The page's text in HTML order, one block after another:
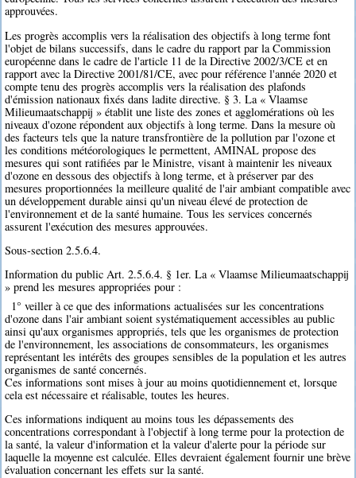
approuvées.
Les progrès accomplis vers la réalisation des objectifs à long terme font
l'objet de bilans successifs, dans le cadre du rapport par la Commission
européenne dans le cadre de l'article 11 de la Directive 2002/3/CE et en
rapport avec la Directive 2001/81/CE, avec pour référence l'année 2020 et
compte tenu des progrès accomplis vers la réalisation des plafonds
d'émission nationaux fixés dans ladite directive. § 3. La « Vlaamse
Milieumaatschappij » établit une liste des zones et agglomérations où les
niveaux d'ozone répondent aux objectifs à long terme. Dans la mesure où
des facteurs tels que la nature transfrontière de la pollution par l'ozone et
les conditions météorologiques le permettent, AMINAL propose des
mesures qui sont ratifiées par le Ministre, visant à maintenir les niveaux
d'ozone en dessous des objectifs à long terme, et à préserver par des
mesures proportionnées la meilleure qualité de l'air ambiant compatible avec
un développement durable ainsi qu'un niveau élevé de protection de
l'environnement et de la santé humaine. Tous les services concernés
assurent l'exécution des mesures approuvées.
Sous-section 2.5.6.4.
Information du public Art. 2.5.6.4. § 1er. La « Vlaamse Milieumaatschappij
» prend les mesures appropriées pour :
1° veiller à ce que des informations actualisées sur les concentrations
d'ozone dans l'air ambiant soient systématiquement accessibles au public
ainsi qu'aux organismes appropriés, tels que les organismes de protection
de l'environnement, les associations de consommateurs, les organismes
représentant les intérêts des groupes sensibles de la population et les autres
organismes de santé concernés.
Ces informations sont mises à jour au moins quotidiennement et, lorsque
cela est nécessaire et réalisable, toutes les heures.
Ces informations indiquent au moins tous les dépassements des
concentrations correspondant à l'objectif à long terme pour la protection de
la santé, la valeur d'information et la valeur d'alerte pour la période sur
laquelle la moyenne est calculée. Elles devraient également fournir une brève
évaluation concernant les effets sur la santé.